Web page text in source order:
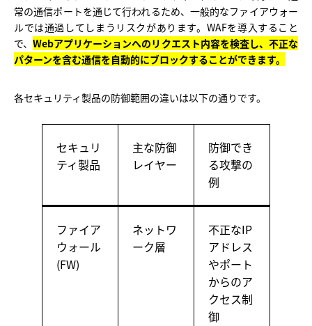
常の通信ポートを通じて行われるため、一般的なファイアウォー
ルでは通過してしまうリスクがあります。WAFを導入すること
で、Webアプリケーションへのリクエスト内容を検査し、不正な
パターンを含む通信を自動的にブロックすることができます。
各セキュリティ製品の防御範囲の違いは以下の通りです。
セキュリ
ティ製品
主な防御
レイヤー
防御でき
る攻撃の
例
ファイア
ウォール
(FW)
ネットワ
ーク層
不正なIP
アドレス
やポート
からのア
クセス制
御